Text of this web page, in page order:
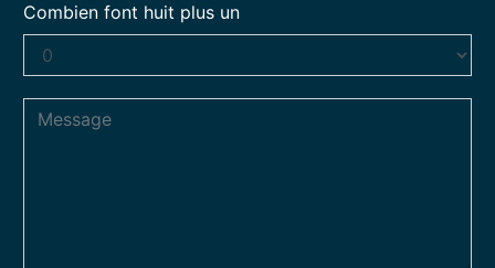
Combien font huit plus un